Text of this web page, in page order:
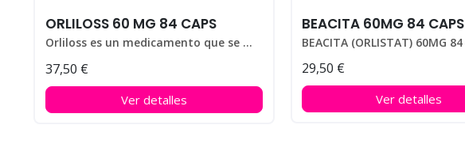
ORLILOSS 60 MG 84 CAPS
Orliloss es un medicamento que se utiliza para ayudar a perder peso en personas que padecen obesidad.
37,50 €
Ver detalles
BEACITA 60MG 84 CAPS
29,50 €
Ver detalles